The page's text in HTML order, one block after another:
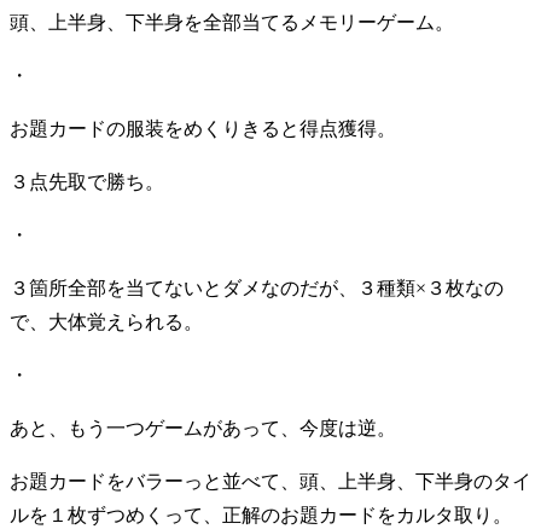
頭、上半身、下半身を全部当てるメモリーゲーム。
・
お題カードの服装をめくりきると得点獲得。
３点先取で勝ち。
・
３箇所全部を当てないとダメなのだが、３種類×３枚なの
で、大体覚えられる。
・
あと、もう一つゲームがあって、今度は逆。
お題カードをバラーっと並べて、頭、上半身、下半身のタイ
ルを１枚ずつめくって、正解のお題カードをカルタ取り。